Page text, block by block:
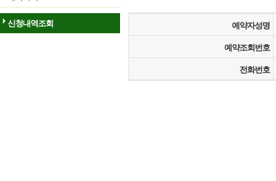
신청내역조회 예약자성명
예약조회번호
전화번호